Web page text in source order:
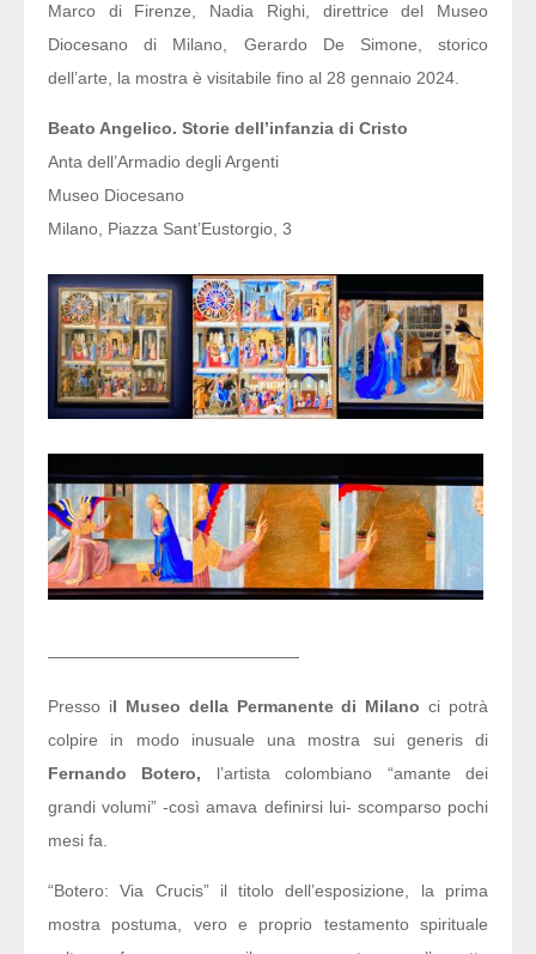
Marco di Firenze, Nadia Righi, direttrice del Museo
Diocesano di Milano, Gerardo De Simone, storico
dell’arte, la mostra è visitabile fino al 28 gennaio 2024.
Beato Angelico. Storie dell’infanzia di Cristo
Anta dell’Armadio degli Argenti
Museo Diocesano
Milano, Piazza Sant’Eustorgio, 3
———————————————
Presso il Museo della Permanente di Milano ci potrà
colpire in modo inusuale una mostra sui generis di
Fernando Botero, l’artista colombiano “amante dei
grandi volumi” -così amava definirsi lui- scomparso pochi
mesi fa.
“Botero: Via Crucis” il titolo dell’esposizione, la prima
mostra postuma, vero e proprio testamento spirituale